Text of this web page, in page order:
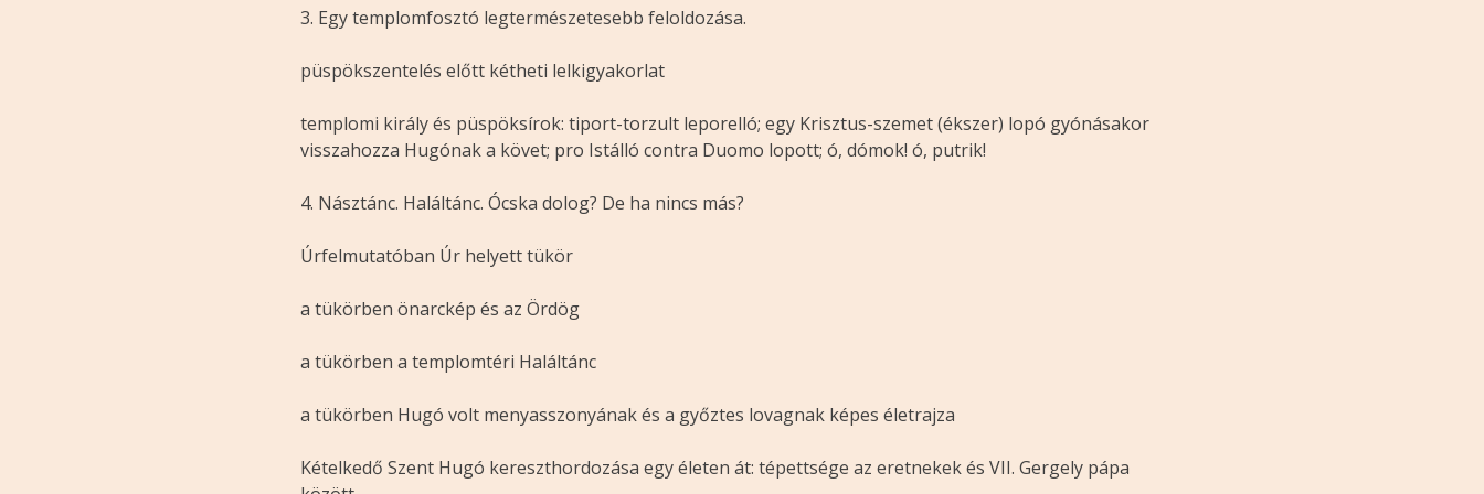
3. Egy templomfosztó legtermészetesebb feloldozása.
püspökszentelés előtt kétheti lelkigyakorlat
templomi király és püspöksírok: tiport-torzult leporelló; egy Krisztus-szemet (ékszer) lopó gyónásakor
visszahozza Hugónak a követ; pro Istálló contra Duomo lopott; ó, dómok! ó, putrik!
4. Násztánc. Haláltánc. Ócska dolog? De ha nincs más?
Úrfelmutatóban Úr helyett tükör
a tükörben önarckép és az Ördög
a tükörben a templomtéri Haláltánc
a tükörben Hugó volt menyasszonyának és a győztes lovagnak képes életrajza
Kételkedő Szent Hugó kereszthordozása egy életen át: tépettsége az eretnekek és VII. Gergely pápa